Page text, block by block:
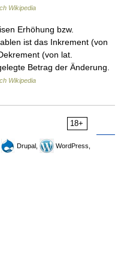
Wikipedia
Erhöhung bzw.
ist das Inkrement (von
(von lat.
Betrag der Änderung.
Wikipedia
18+
Drupal,
WordPress,